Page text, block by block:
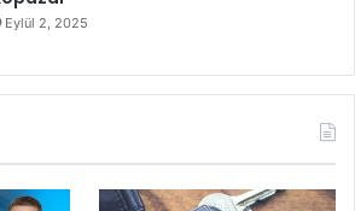
Eylül 2, 2025